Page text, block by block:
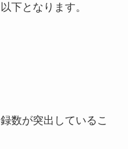
下となります。
数が突出しているこ